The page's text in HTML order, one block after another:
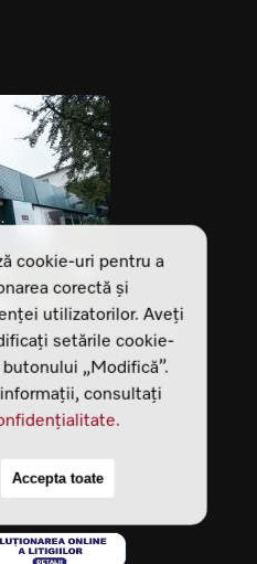
Cluj Napoca si Sibiu
cookie-uri pentru a
corectă și
utilizatorilor. Aveți
setările cookie-
„Modifică”.
consultați
Accepta toate